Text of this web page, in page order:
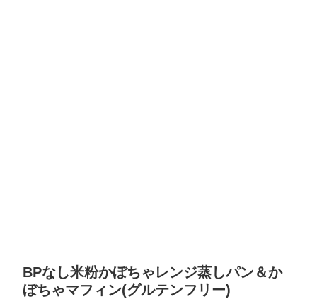
BPなし米粉かぼちゃレンジ蒸しパン＆か
ぼちゃマフィン(グルテンフリー)